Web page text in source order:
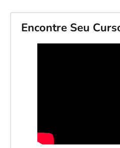
Encontre Seu